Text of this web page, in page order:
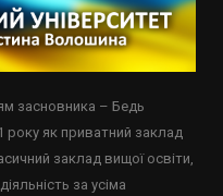
засновника – Бедь
року як приватний заклад
заклад вищої освіти,
за усіма